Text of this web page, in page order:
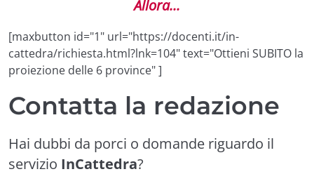
Allora...
[maxbutton id="1" url="https://docenti.it/in-
cattedra/richiesta.html?lnk=104" text="Ottieni SUBITO la
proiezione delle 6 province" ]
Contatta la redazione
Hai dubbi da porci o domande riguardo il
servizio InCattedra?